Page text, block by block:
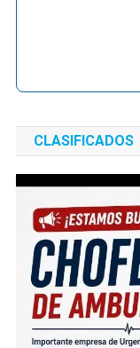
CLASIFICADOS